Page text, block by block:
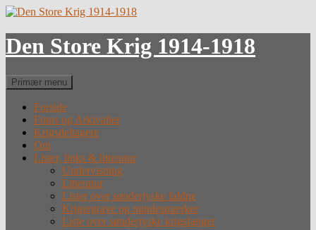
Hop
indhold
Den Store Krig 1914-1918
Søg
Primær menu
Forside
Fotos og Arkivalier
Krigsdeltagere
Om
Lister, links & litteratur
Undervisning
Litteratur
Lister over sønderjyske faldne
Krigergrave og mindesmærker
Liste over sønderjyske krigsfanger